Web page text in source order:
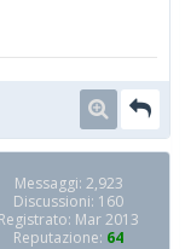
Messaggi: 2,923
Discussioni: 160
Registrato: Mar 2013
Reputazione: 64